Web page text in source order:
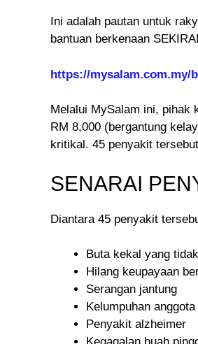
Ini adalah pautan untuk
bantuan berkenaan
https://mysalam.com.my/
Melalui MySalam ini, pihak
RM 8,000 (bergantung
kritikal. 45 penyakit
SENARAI
Diantara 45 penyakit
Buta kekal yang
Hilang keupayaan
Serangan jantung
Kelumpuhan anggota
Penyakit alzheimer